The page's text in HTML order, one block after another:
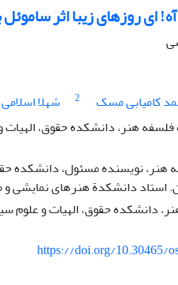
آه! ای روزهای زیبا اثر
کامیابی مسک 2 شهلا اسلامی
هنر، دانشکده حقوق، الهیات
هنر، نویسنده مسئول، دانشکده
استاد دانشکدة هنرهای نمایشی
دانشکده حقوق، الهیات و علوم
https://doi.org/10.30465/